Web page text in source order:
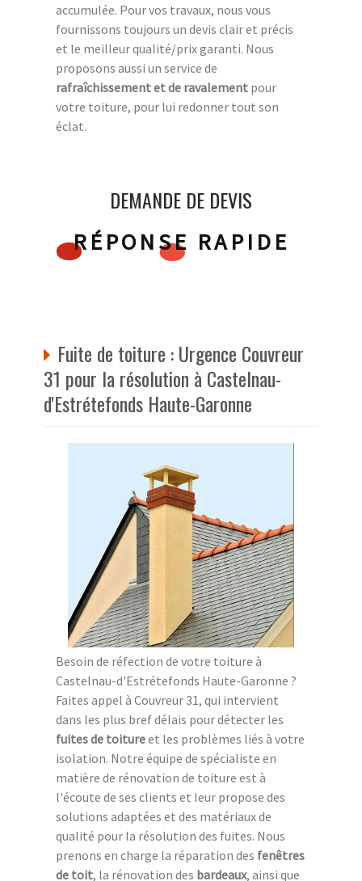
accumulée. Pour vos travaux, nous vous
fournissons toujours un devis clair et précis
et le meilleur qualité/prix garanti. Nous
proposons aussi un service de
rafraîchissement et de ravalement pour
votre toiture, pour lui redonner tout son
éclat.
DEMANDE DE DEVIS
RÉPONSE RAPIDE
Fuite de toiture : Urgence Couvreur
31 pour la résolution à Castelnau-
d'Estrétefonds Haute-Garonne
Besoin de réfection de votre toiture à
Castelnau-d'Estrétefonds Haute-Garonne ?
Faites appel à Couvreur 31, qui intervient
dans les plus bref délais pour détecter les
fuites de toitureet les problèmes liés à votre
isolation. Notre équipe de spécialiste en
matière de rénovation de toiture est à
l'écoute de ses clients et leur propose des
solutions adaptées et des matériaux de
qualité pour la résolution des fuites. Nous
prenons en charge la réparation des fenêtres
de toit, la rénovation des bardeaux, ainsi que